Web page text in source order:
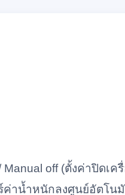
off (ตั้งค่าปิดเค
ค่าน้ำหนักลงศูนย์อัตโน